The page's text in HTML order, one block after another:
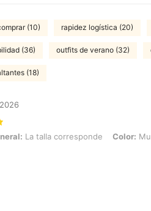
(10) rapidez logística (20)
(36) outfits de verano (32)
(18)
La talla corresponde, Color: Multicolor
La talla corresponde Color: